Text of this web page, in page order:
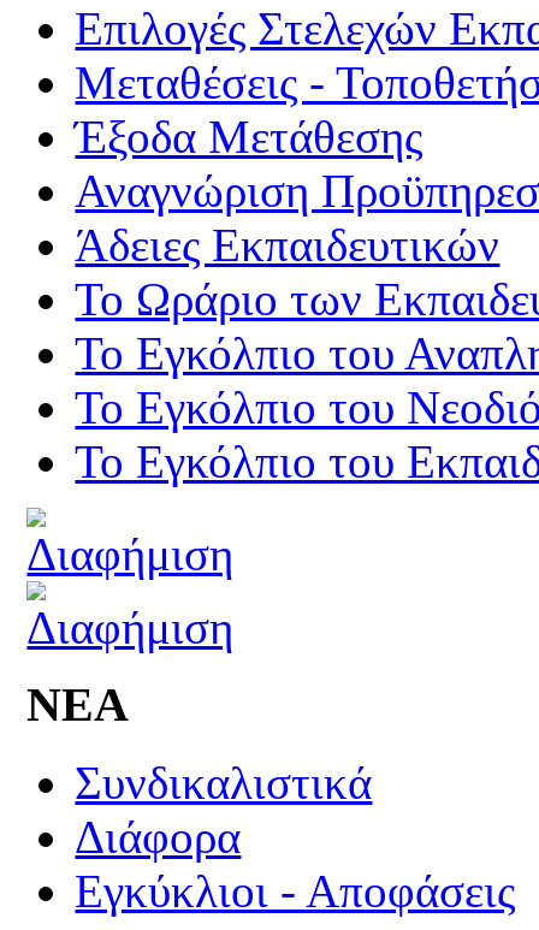
Επιλογές Στελεχών
Μεταθέσεις -
Έξοδα Μετάθεσης
Αναγνώριση
Άδειες Εκπαιδευτικών
Το Ωράριο των
Το Εγκόλπιο του
Το Εγκόλπιο του
Το Εγκόλπιο του
ΝΕΑ
Συνδικαλιστικά
Διάφορα
Εγκύκλιοι - Αποφάσεις